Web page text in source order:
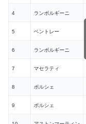
4 ランボルギーニ
5 ベントレー
6 ランボルギーニ
7 マセラティ
8 ポルシェ
9 ポルシェ